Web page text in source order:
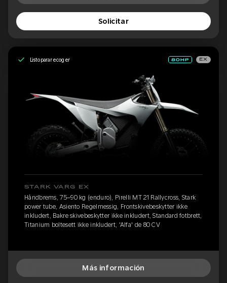
Solicitar
Listo para recoger EX
STARK VARG EX
Håndbrems, 75–90 kg (enduro), Pirelli MT 21 Rallycross, Stark
power tube, Asiento Regelmessig, Frontskivebeskytter ikke
inkludert, Bakre skivebeskytter ikke inkludert, Standard fotbrett,
Titanium boltesett ikke inkludert, 'Alfa' de 80 CV
Más información